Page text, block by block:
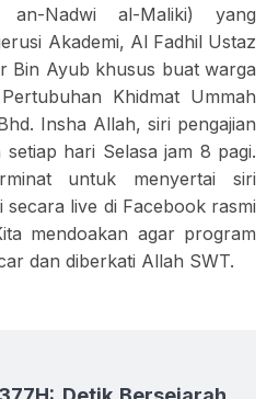
Nadwi al-Maliki) yang
Akademi, Al Fadhil Ustaz
Bin Ayub khusus buat warga
Khidmat Ummah
Insha Allah, siri pengajian
hari Selasa jam 8 pagi.
untuk menyertai siri
secara live di Facebook rasmi
mendoakan agar program
dan diberkati Allah SWT.